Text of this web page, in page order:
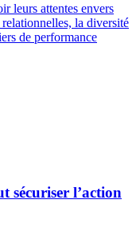
leurs attentes envers
la diversité
de performance
sécuriser l’action